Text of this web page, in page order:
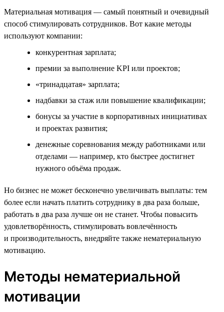
Материальная мотивация — самый понятный и очевидный
способ стимулировать сотрудников. Вот какие методы
используют компании:
конкурентная зарплата;
премии за выполнение KPI или проектов;
«тринадцатая» зарплата;
надбавки за стаж или повышение квалификации;
бонусы за участие в корпоративных инициативах
и проектах развития;
денежные соревнования между работниками или
отделами — например, кто быстрее достигнет
нужного объёма продаж.
Но бизнес не может бесконечно увеличивать выплаты: тем
более если начать платить сотруднику в два раза больше,
работать в два раза лучше он не станет. Чтобы повысить
удовлетворённость, стимулировать вовлечённость
и производительность, внедряйте также нематериальную
мотивацию.
Методы нематериальной
мотивации